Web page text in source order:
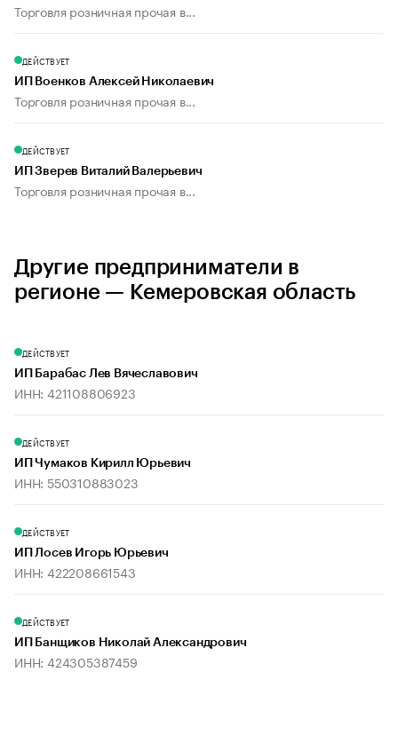
Торговля розничная прочая в...
ДЕЙСТВУЕТ
ИП Военков Алексей Николаевич
Торговля розничная прочая в...
ДЕЙСТВУЕТ
ИП Зверев Виталий Валерьевич
Торговля розничная прочая в...
Другие предприниматели в
регионе — Кемеровская область
ДЕЙСТВУЕТ
ИП Барабас Лев Вячеславович
ИНН: 421108806923
ДЕЙСТВУЕТ
ИП Чумаков Кирилл Юрьевич
ИНН: 550310883023
ДЕЙСТВУЕТ
ИП Лосев Игорь Юрьевич
ИНН: 422208661543
ДЕЙСТВУЕТ
ИП Банщиков Николай Александрович
ИНН: 424305387459